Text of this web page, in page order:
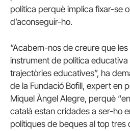
política perquè implica fixar-se
d’aconseguir-ho.
“Acabem-nos de creure que
instrument de política
trajectòries educatives”, ha
de la Fundació Bofill, expert en
Miquel Àngel Alegre, perquè
català estan cridades a ser-ho
polítiques de beques al top tres